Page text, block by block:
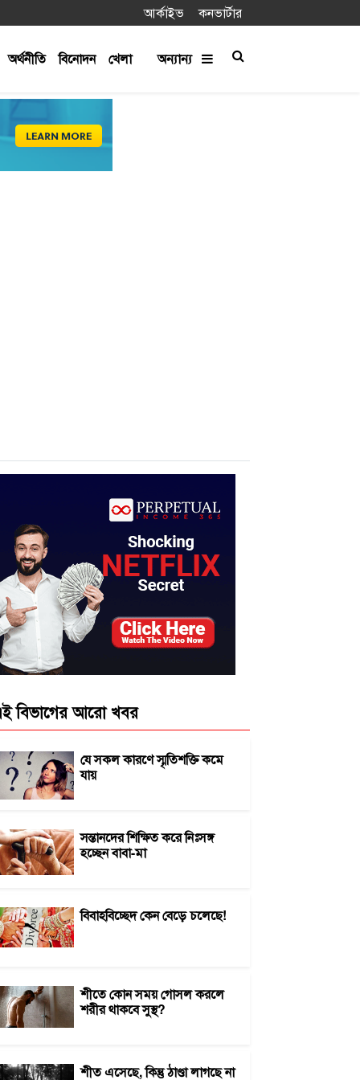
আর্কাইভ কনভার্টার
অর্থনীতি বিনোদন খেলা অন্যান্য
বিভাগের আরো খবর
যে সকল কারণে স্মৃতিশক্তি কমে
যায়
সন্তানদের শিক্ষিত করে নিঃসঙ্গ
হচ্ছেন বাবা-মা
বিবাহবিচ্ছেদ কেন বেড়ে চলেছে!
শীতে কোন সময় গোসল করলে
শরীর থাকবে সুস্থ?
শীত এসেছে, কিন্তু ঠাণ্ডা লাগছে না